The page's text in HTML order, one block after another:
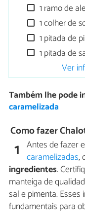
1 ramo de
1 colher de
1 pitada de
1 pitada de
Ver
Também lhe pode
caramelizada
Como fazer
1 Antes de fazer
caramelizadas,
ingredientes.
manteiga de
sal e pimenta.
fundamentais para